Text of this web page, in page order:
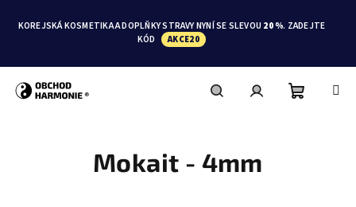
KOREJSKÁ KOSMETIKA A DOPLŇKY STRAVY NYNÍ SE SLEVOU 20 %. ZADEJTE
KÓD
AKCE20
Mokait - 4mm